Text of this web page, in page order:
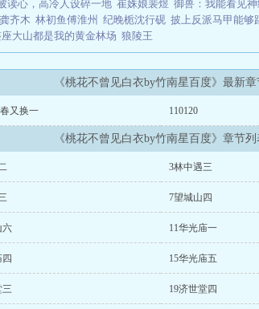
读心，高冷人设碎一地 崔姝娘裴煜 御兽：我能看见
齐木 林初鱼傅淮州 纪晚栀沈行砚 披上反派马甲能够
大山都是我的黄金林场 狼陵王
《桃花不曾见白衣by竹南星百度》最新章
又换一 110120
《桃花不曾见白衣by竹南星百度》章节列
3林中遇三
7望城山四
六 11华光庙一
15华光庙五
三 19济世堂四